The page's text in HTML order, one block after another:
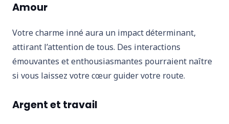
Amour
Votre charme inné aura un impact déterminant,
attirant l’attention de tous. Des interactions
émouvantes et enthousiasmantes pourraient naître
si vous laissez votre cœur guider votre route.
Argent et travail